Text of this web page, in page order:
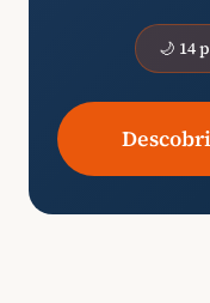
🌙 14